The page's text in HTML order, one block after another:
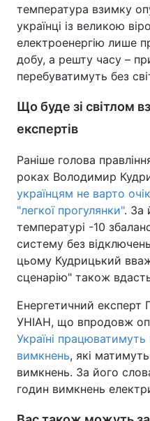
температура взимку
українці із великою
електроенергію лише
добу, а решту часу –
перебуватимуть без
Що буде зі світлом
експертів
Раніше голова
роках Володимир
українцям не варто
"легкої прогулянки". За
температурі -10
систему без
цьому Кудрицький
сценарію" також
Енергетичний експерт
УНІАН, що впродовж
Україні працюватимуть
вимкнень, які
вимкнень. За його
годин вимкнень